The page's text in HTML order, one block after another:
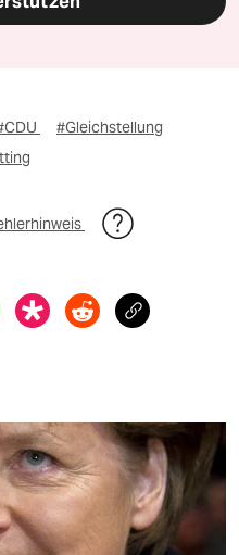
#Gleichstellung